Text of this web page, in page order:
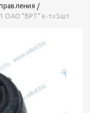
ОАО "БРТ" к-т=5шт